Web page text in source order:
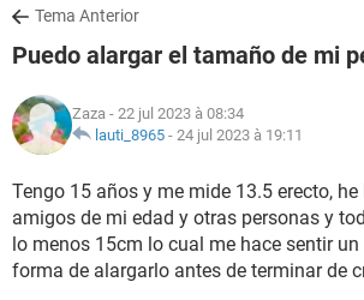
SALUD
NUTRICIÓN
BIENESTAR
SEXUALIDAD
Tema Anterior
Puedo alargar el tamaño de mi
Zaza - 22 jul 2023 à 08:34
lauti_8965 - 24 jul 2023 à 19:11
Tengo 15 años y me mide 13.5 erecto,
amigos de mi edad y otras personas y
lo menos 15cm lo cual me hace sentir
forma de alargarlo antes de terminar de